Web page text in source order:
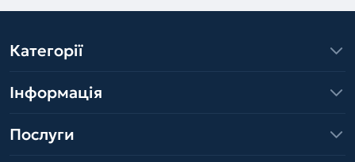
Категорії
Інформація
Послуги